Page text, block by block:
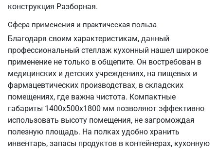
конструкция Разборная.
Сфера применения и практическая польза
Благодаря своим характеристикам, данный
профессиональный стеллаж кухонный нашел широкое
применение не только в общепите. Он востребован в
медицинских и детских учреждениях, на пищевых и
фармацевтических производствах, в складских
помещениях, где важна чистота. Компактные
габариты 1400х500х1800 мм позволяют эффективно
использовать высоту помещения, не загромождая
полезную площадь. На полках удобно хранить
инвентарь, запасы продуктов в контейнерах, кухонную